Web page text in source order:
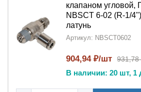
Удобство монтажа :Г-
конструкцияирезьба NPT
Эффективность работы:
регулировку и надежную
Универсальность: Подходит
клапаном угловой,
NBSCT 6-02 (R-1/
латунь
Артикул: NBSCT0602
904,94 ₽/шт 931,78
В наличии: 20 шт, 1